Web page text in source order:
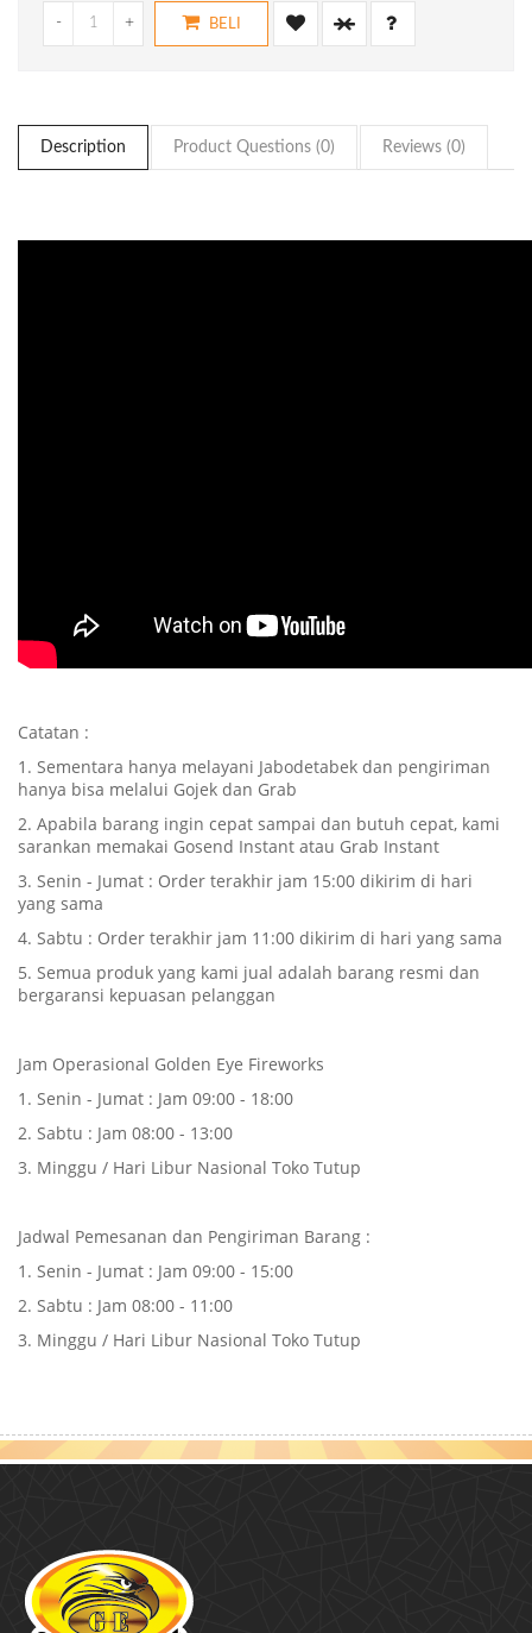
- + BELI
Description Product Questions (0) Reviews (0)
Catatan :
1. Sementara hanya melayani Jabodetabek dan pengiriman
hanya bisa melalui Gojek dan Grab
2. Apabila barang ingin cepat sampai dan butuh cepat, kami
sarankan memakai Gosend Instant atau Grab Instant
3. Senin - Jumat : Order terakhir jam 15:00 dikirim di hari
yang sama
4. Sabtu : Order terakhir jam 11:00 dikirim di hari yang sama
5. Semua produk yang kami jual adalah barang resmi dan
bergaransi kepuasan pelanggan
Jam Operasional Golden Eye Fireworks
1. Senin - Jumat : Jam 09:00 - 18:00
2. Sabtu : Jam 08:00 - 13:00
3. Minggu / Hari Libur Nasional Toko Tutup
Jadwal Pemesanan dan Pengiriman Barang :
1. Senin - Jumat : Jam 09:00 - 15:00
2. Sabtu : Jam 08:00 - 11:00
3. Minggu / Hari Libur Nasional Toko Tutup